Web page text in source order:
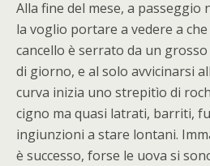
Alla fine del mese, a passeggio
la voglio portare a vedere a
cancello è serrato da un
di giorno, e al solo avvicinarsi
curva inizia uno strepitìo di
cigno ma quasi latrati, barriti,
ingiunzioni a stare lontani.
è successo, forse le uova si